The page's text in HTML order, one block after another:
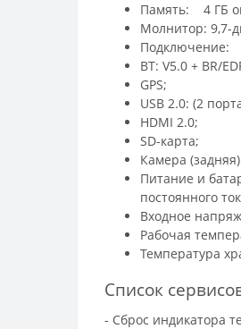
Память: 4 ГБ
Молнитор: 9,7-
Подключение:
BT: V5.0 + BR/
GPS;
USB 2.0: (2
HDMI 2.0;
SD-карта;
Камера
Питание и
постоянного
Входное
Рабочая
Температура
Список
- Сброс индикатора